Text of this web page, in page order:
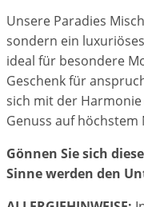
Unsere Paradies
sondern ein
ideal für besondere
Geschenk für
sich mit der
Genuss auf höchstem
Gönnen Sie sich
Sinne werden den